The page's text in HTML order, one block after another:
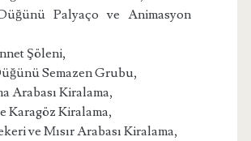
Palyaço ve Animasyon
Şöleni,
Semazen Grubu,
Arabası Kiralama,
Karagöz Kiralama,
ve Mısır Arabası Kiralama,